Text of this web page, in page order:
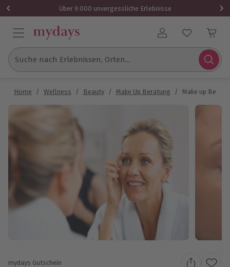
Über 9.000 unvergessliche Erlebnisse
Benutzerkonto
Suche nach Erlebnissen, Orten...
Home / Wellness / Beauty / Make Up Beratung / Make up
mydays Gutschein